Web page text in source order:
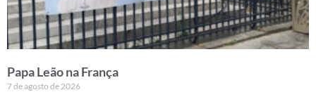
Papa Leão na França
7 de agosto de 2026